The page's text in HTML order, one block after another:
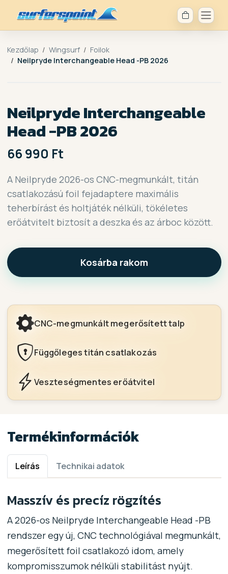
Kezdőlap Wingsurf
Foilok
Neilpryde Interchangeable Head -PB 2026
Neilpryde Interchangeable
Head -PB 2026
66 990 Ft
A Neilpryde 2026-os CNC-megmunkált, titán
csatlakozású foil fejadaptere maximális
teherbírást és holtjáték nélküli, tökéletes
erőátvitelt biztosít a deszka és az árboc között.
Kosárba rakom
CNC-megmunkált megerősített talp
Függőleges titán csatlakozás
Veszteségmentes erőátvitel
Termékinformációk
Leírás Technikai adatok
Masszív és precíz rögzítés
A 2026-os Neilpryde Interchangeable Head -PB
rendszer egy új, CNC technológiával megmunkált,
megerősített foil csatlakozó idom, amely
kompromisszumok nélküli stabilitást nyújt.